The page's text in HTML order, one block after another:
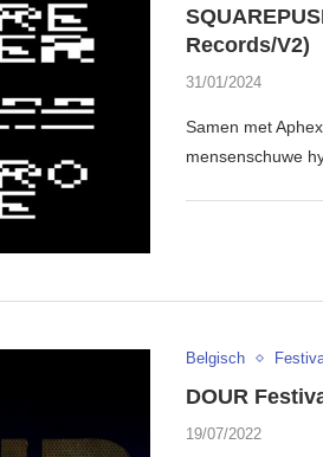
Records/V2)
31/01/2024
Samen met
mensenschuwe
Belgisch
DOUR
19/07/2022